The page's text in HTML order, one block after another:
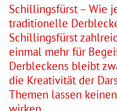
Schillingsfürst – Wie
traditionelle
Schillingsfürst
einmal mehr für
Derbleckens bleibt
die Kreativität der
Themen lassen